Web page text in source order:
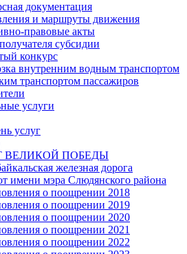
документация
и маршруты движения
правовые акты
субсидии
конкурс
внутренним водным транспортом
транспортом пассажиров
услуги
услуг
ВЕЛИКОЙ ПОБЕДЫ
железная дорога
имени мэра Слюдянского района
о поощрении 2018
о поощрении 2019
о поощрении 2020
о поощрении 2021
о поощрении 2022